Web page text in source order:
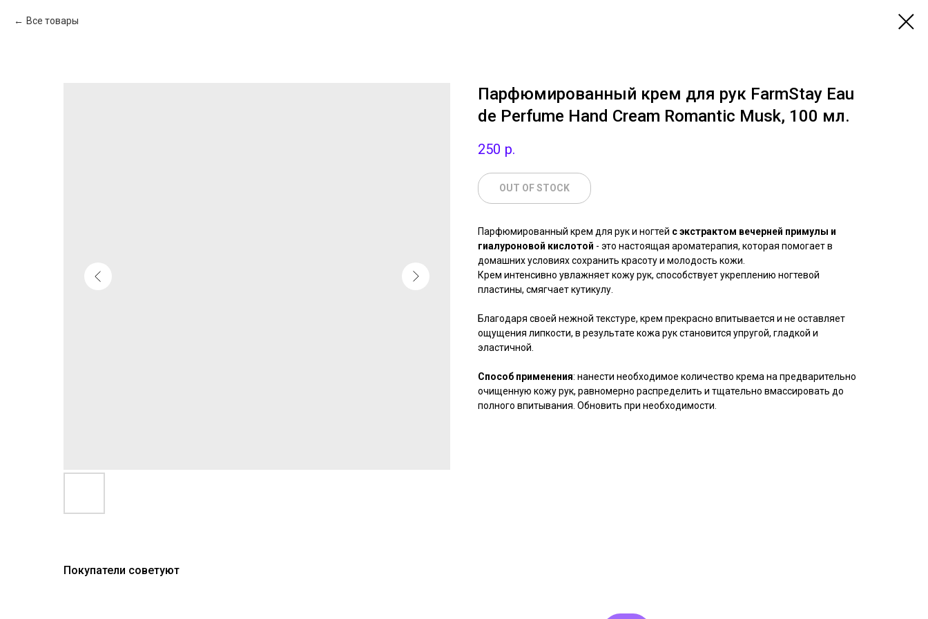
Все товары
Парфюмированный крем для рук FarmStay Eau
de Perfume Hand Cream Romantic Musk, 100 мл.
250 р.
OUT OF STOCK
Парфюмированный крем для рук и ногтей с экстрактом вечерней примулы и
гиалуроновой кислотой - это настоящая ароматерапия, которая помогает в
домашних условиях сохранить красоту и молодость кожи.
Крем интенсивно увлажняет кожу рук, способствует укреплению ногтевой
пластины, смягчает кутикулу.
Благодаря своей нежной текстуре, крем прекрасно впитывается и не оставляет
ощущения липкости, в результате кожа рук становится упругой, гладкой и
эластичной.
Способ применения: нанести необходимое количество крема на предварительно
очищенную кожу рук, равномерно распределить и тщательно вмассировать до
полного впитывания. Обновить при необходимости.
Покупатели советуют